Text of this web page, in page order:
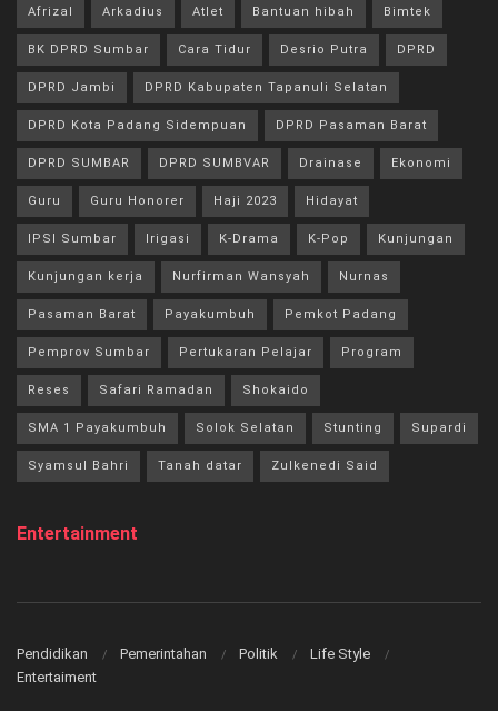
Afrizal Arkadius Atlet Bantuan hibah Bimtek
BK DPRD Sumbar Cara Tidur Desrio Putra DPRD
DPRD Jambi DPRD Kabupaten Tapanuli Selatan
DPRD Kota Padang Sidempuan DPRD Pasaman Barat
DPRD SUMBAR DPRD SUMBVAR Drainase Ekonomi
Guru Guru Honorer Haji 2023 Hidayat
IPSI Sumbar Irigasi K-Drama K-Pop Kunjungan
Kunjungan kerja Nurfirman Wansyah Nurnas
Pasaman Barat Payakumbuh Pemkot Padang
Pemprov Sumbar Pertukaran Pelajar Program
Reses Safari Ramadan Shokaido
SMA 1 Payakumbuh Solok Selatan Stunting Supardi
Syamsul Bahri Tanah datar Zulkenedi Said
Entertainment
Pendidikan Pemerintahan Politik
Life Style
Entertaiment